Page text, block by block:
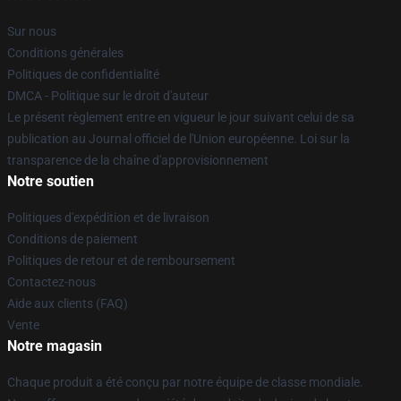
Sur nous
Conditions générales
Politiques de confidentialité
DMCA - Politique sur le droit d'auteur
Le présent règlement entre en vigueur le jour suivant celui de sa
publication au Journal officiel de l'Union européenne. Loi sur la
transparence de la chaîne d'approvisionnement
Notre soutien
Politiques d'expédition et de livraison
Conditions de paiement
Politiques de retour et de remboursement
Contactez-nous
Aide aux clients (FAQ)
Vente
Notre magasin
Chaque produit a été conçu par notre équipe de classe mondiale.